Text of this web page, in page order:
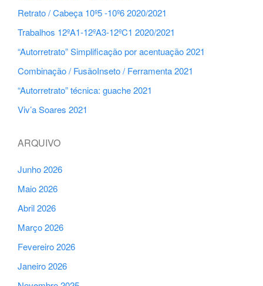
Retrato / Cabeça 10º5 -10º6 2020/2021
Trabalhos 12ºA1-12ºA3-12ºC1 2020/2021
“Autorretrato” Simplificação por acentuação 2021
Combinação / FusãoInseto / Ferramenta 2021
“Autorretrato” técnica: guache 2021
Viv’a Soares 2021
ARQUIVO
Junho 2026
Maio 2026
Abril 2026
Março 2026
Fevereiro 2026
Janeiro 2026